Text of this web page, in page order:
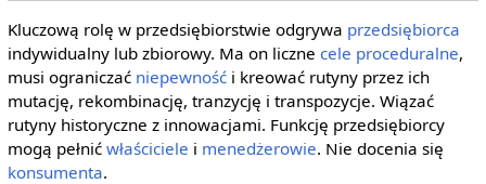
Kluczową rolę w przedsiębiorstwie odgrywa przedsiębiorca
indywidualny lub zbiorowy. Ma on liczne cele proceduralne,
musi ograniczać niepewnośći kreować rutyny przez ich
mutację, rekombinację, tranzycję i transpozycje. Wiązać
rutyny historyczne z innowacjami. Funkcję przedsiębiorcy
mogą pełnić właściciele i menedżerowie. Nie docenia się
konsumenta.